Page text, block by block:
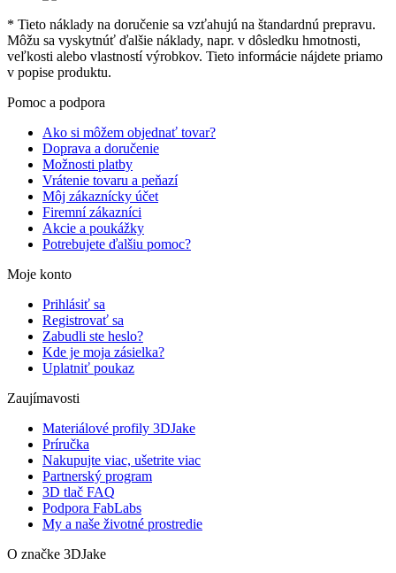
* Tieto náklady na doručenie sa vzťahujú na štandardnú prepravu.
Môžu sa vyskytnúť ďalšie náklady, napr. v dôsledku hmotnosti,
veľkosti alebo vlastností výrobkov. Tieto informácie nájdete priamo
v popise produktu.
Pomoc a podpora
Ako si môžem objednať tovar?
Doprava a doručenie
Možnosti platby
Vrátenie tovaru a peňazí
Môj zákaznícky účet
Firemní zákazníci
Akcie a poukážky
Potrebujete ďalšiu pomoc?
Moje konto
Prihlásiť sa
Registrovať sa
Zabudli ste heslo?
Kde je moja zásielka?
Uplatniť poukaz
Zaujímavosti
Materiálové profily 3DJake
Príručka
Nakupujte viac, ušetrite viac
Partnerský program
3D tlač FAQ
Podpora FabLabs
My a naše životné prostredie
O značke 3DJake